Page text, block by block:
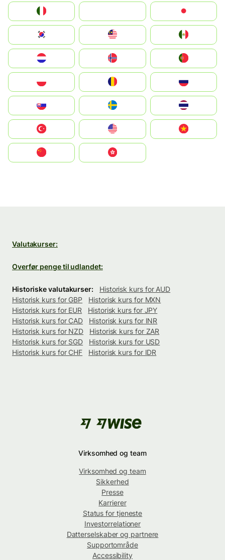
South Korea
United States
中國香港特別行政區
Valutakurser:
Overfør penge til udlandet:
Historiske valutakurser:
Historisk kurs for AUD
Historisk kurs for GBP
Historisk kurs for MXN
Historisk kurs for EUR
Historisk kurs for JPY
Historisk kurs for CAD
Historisk kurs for INR
Historisk kurs for NZD
Historisk kurs for ZAR
Historisk kurs for SGD
Historisk kurs for USD
Historisk kurs for CHF
Historisk kurs for IDR
Virksomhed og team
Virksomhed og team
Sikkerhed
Presse
Karrierer
Status for tjeneste
Investorrelationer
Datterselskaber og partnere
Supportområde
Accessibility